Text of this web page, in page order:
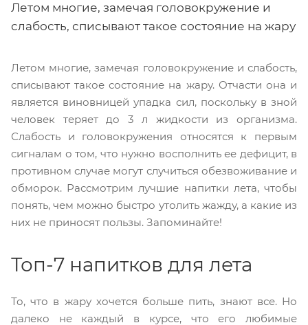
Летом многие, замечая головокружение и
слабость, списывают такое состояние на жару
Летом многие, замечая головокружение и слабость,
списывают такое состояние на жару. Отчасти она и
является виновницей упадка сил, поскольку в зной
человек теряет до 3 л жидкости из организма.
Слабость и головокружения относятся к первым
сигналам о том, что нужно восполнить ее дефицит, в
противном случае могут случиться обезвоживание и
обморок. Рассмотрим лучшие напитки лета, чтобы
понять, чем можно быстро утолить жажду, а какие из
них не приносят пользы. Запоминайте!
Топ-7 напитков для лета
То, что в жару хочется больше пить, знают все. Но
далеко не каждый в курсе, что его любимые